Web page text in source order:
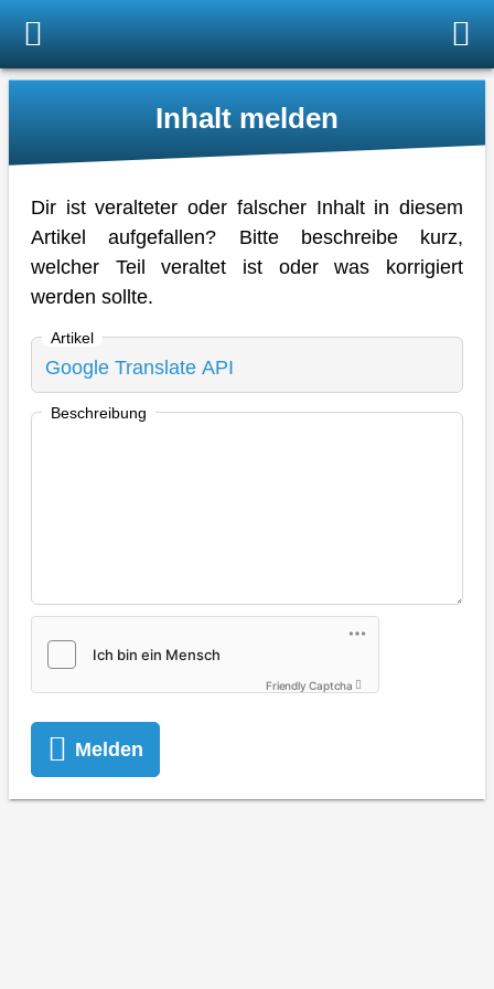
Inhalt melden
Dir ist veralteter oder falscher Inhalt in diesem
Artikel aufgefallen? Bitte beschreibe kurz,
welcher Teil veraltet ist oder was korrigiert
werden sollte.
Artikel
Beschreibung
Friendly Captcha
Melden